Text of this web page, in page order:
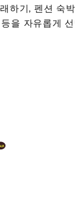
하기, 펜션 숙
을 자유롭게